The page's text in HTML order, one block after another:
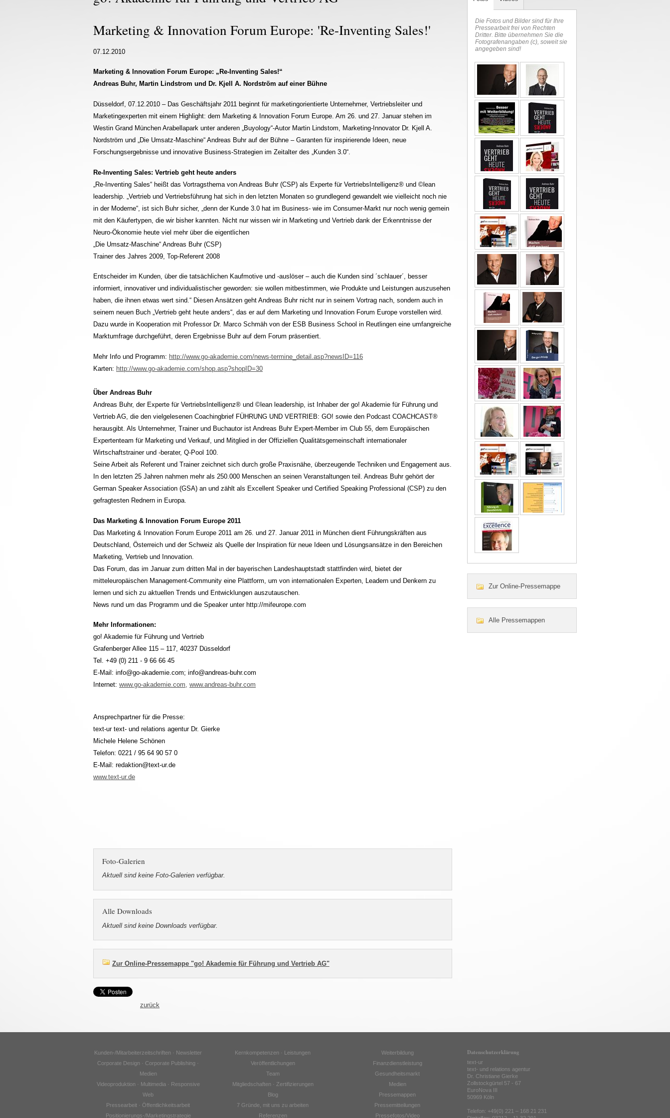
Marketing & Innovation Forum Europe: 'Re-Inventing Sales!'
07.12.2010
Marketing & Innovation Forum Europe: „Re-Inventing Sales!“
Andreas Buhr, Martin Lindstrom und Dr. Kjell A. Nordström auf einer Bühne
Düsseldorf, 07.12.2010 – Das Geschäftsjahr 2011 beginnt für marketingorientierte Unternehmer, Vertriebsleiter und
Marketingexperten mit einem Highlight: dem Marketing & Innovation Forum Europe. Am 26. und 27. Januar stehen im
Westin Grand München Arabellapark unter anderen „Buyology“-Autor Martin Lindstom, Marketing-Innovator Dr. Kjell A.
Nordström und „Die Umsatz-Maschine“ Andreas Buhr auf der Bühne – Garanten für inspirierende Ideen, neue
Forschungsergebnisse und innovative Business-Strategien im Zeitalter des „Kunden 3.0“.
Re-Inventing Sales: Vertrieb geht heute anders
„Re-Inventing Sales“ heißt das Vortragsthema von Andreas Buhr (CSP) als Experte für VertriebsIntelligenz® und ©lean
leadership. „Vertrieb und Vertriebsführung hat sich in den letzten Monaten so grundlegend gewandelt wie vielleicht noch nie
in der Moderne“, ist sich Buhr sicher, „denn der Kunde 3.0 hat im Business- wie im Consumer-Markt nur noch wenig gemein
mit den Käufertypen, die wir bisher kannten. Nicht nur wissen wir in Marketing und Vertrieb dank der Erkenntnisse der
Neuro-Ökonomie heute viel mehr über die eigentlichen
„Die Umsatz-Maschine“ Andreas Buhr (CSP)
Trainer des Jahres 2009, Top-Referent 2008
Entscheider im Kunden, über die tatsächlichen Kaufmotive und -auslöser – auch die Kunden sind ´schlauer´, besser
informiert, innovativer und individualistischer geworden: sie wollen mitbestimmen, wie Produkte und Leistungen auszusehen
haben, die ihnen etwas wert sind.“ Diesen Ansätzen geht Andreas Buhr nicht nur in seinem Vortrag nach, sondern auch in
seinem neuen Buch „Vertrieb geht heute anders“, das er auf dem Marketing und Innovation Forum Europe vorstellen wird.
Dazu wurde in Kooperation mit Professor Dr. Marco Schmäh von der ESB Business School in Reutlingen eine umfangreiche
Marktumfrage durchgeführt, deren Ergebnisse Buhr auf dem Forum präsentiert.
Mehr Info und Programm: http://www.go-akademie.com/news-termine_detail.asp?newsID=116
Karten: http://www.go-akademie.com/shop.asp?shopID=30
Über Andreas Buhr
Andreas Buhr, der Experte für VertriebsIntelligenz® und ©lean leadership, ist Inhaber der go! Akademie für Führung und
Vertrieb AG, die den vielgelesenen Coachingbrief FÜHRUNG UND VERTRIEB: GO! sowie den Podcast COACHCAST®
herausgibt. Als Unternehmer, Trainer und Buchautor ist Andreas Buhr Expert-Member im Club 55, dem Europäischen
Expertenteam für Marketing und Verkauf, und Mitglied in der Offiziellen Qualitätsgemeinschaft internationaler
Wirtschaftstrainer und -berater, Q-Pool 100.
Seine Arbeit als Referent und Trainer zeichnet sich durch große Praxisnähe, überzeugende Techniken und Engagement aus.
In den letzten 25 Jahren nahmen mehr als 250.000 Menschen an seinen Veranstaltungen teil. Andreas Buhr gehört der
German Speaker Association (GSA) an und zählt als Excellent Speaker und Certified Speaking Professional (CSP) zu den
gefragtesten Rednern in Europa.
Das Marketing & Innovation Forum Europe 2011
Das Marketing & Innovation Forum Europe 2011 am 26. und 27. Januar 2011 in München dient Führungskräften aus
Deutschland, Österreich und der Schweiz als Quelle der Inspiration für neue Ideen und Lösungsansätze in den Bereichen
Marketing, Vertrieb und Innovation.
Das Forum, das im Januar zum dritten Mal in der bayerischen Landeshauptstadt stattfinden wird, bietet der
mitteleuropäischen Management-Community eine Plattform, um von internationalen Experten, Leadern und Denkern zu
lernen und sich zu aktuellen Trends und Entwicklungen auszutauschen.
News rund um das Programm und die Speaker unter http://mifeurope.com
Mehr Informationen:
go! Akademie für Führung und Vertrieb
Grafenberger Allee 115 – 117, 40237 Düsseldorf
Tel. +49 (0) 211 - 9 66 66 45
E-Mail: info@go-akademie.com; info@andreas-buhr.com
Internet: www.go-akademie.com, www.andreas-buhr.com
Ansprechpartner für die Presse:
text-ur text- und relations agentur Dr. Gierke
Michele Helene Schönen
Telefon: 0221 / 95 64 90 57 0
E-Mail: redaktion@text-ur.de
www.text-ur.de
Foto-Galerien
Aktuell sind keine Foto-Galerien verfügbar.
Alle Downloads
Aktuell sind keine Downloads verfügbar.
Zur Online-Pressemappe "go! Akademie für Führung und Vertrieb AG"
zurück
Die Fotos und Bilder sind für Ihre
Pressearbeit frei von Rechten
Dritter. Bitte übernehmen Sie die
Fotografenangaben (c), soweit sie
angegeben sind!
Zur Online-Pressemappe
Alle Pressemappen
Kunden-/Mitarbeiterzeitschriften · Newsletter
Corporate Design · Corporate Publishing ·
Medien
Videoproduktion · Multimedia · Responsive
Web
Pressearbeit · Öffentlichkeitsarbeit
Positionierungs-/Marketingstrategie
Kernkompetenzen · Leistungen
Veröffentlichungen
Team
Mitgliedschaften · Zertifizierungen
Blog
7 Gründe, mit uns zu arbeiten
Referenzen
Weiterbildung
Finanzdienstleistung
Gesundheitsmarkt
Medien
Pressemappen
Pressemitteilungen
Pressefotos/Video
Datenschutzerklärung
text-ur
text- und relations agentur
Dr. Christiane Gierke
Zollstockgürtel 57 - 67
EuroNova III
50969 Köln
Telefon: +49(0) 221 – 168 21 231